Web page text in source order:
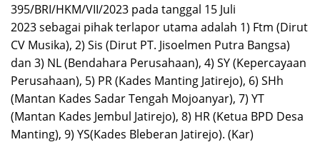
395/BRI/HKM/VII/2023 pada tanggal 15 Juli
2023 sebagai pihak terlapor utama adalah 1) Ftm (Dirut
CV Musika), 2) Sis (Dirut PT. Jisoelmen Putra Bangsa)
dan 3) NL (Bendahara Perusahaan), 4) SY (Kepercayaan
Perusahaan), 5) PR (Kades Manting Jatirejo), 6) SHh
(Mantan Kades Sadar Tengah Mojoanyar), 7) YT
(Mantan Kades Jembul Jatirejo), 8) HR (Ketua BPD Desa
Manting), 9) YS(Kades Bleberan Jatirejo). (Kar)